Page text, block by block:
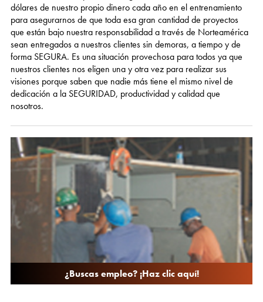
dólares de nuestro propio dinero cada año en el entrenamiento
para asegurarnos de que toda esa gran cantidad de proyectos
que están bajo nuestra responsabilidad a través de Norteamérica
sean entregados a nuestros clientes sin demoras, a tiempo y de
forma SEGURA. Es una situación provechosa para todos ya que
nuestros clientes nos eligen una y otra vez para realizar sus
visiones porque saben que nadie más tiene el mismo nivel de
dedicación a la SEGURIDAD, productividad y calidad que
nosotros.
¿Buscas empleo? ¡Haz clic aquí!